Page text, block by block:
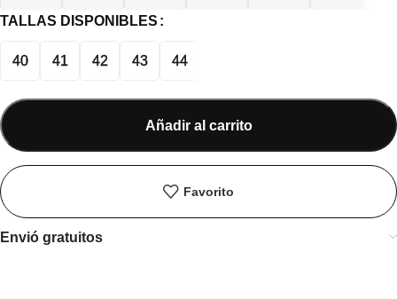
TALLAS DISPONIBLES
40 41 42 43 44
Añadir al carrito
Favorito
Envió gratuitos